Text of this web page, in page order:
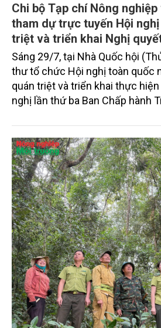
Chi bộ Tạp chí Nông
tham dự trực tuyến Hội
triệt và triển khai Nghị
khoá XIV
Sáng 29/7, tại Nhà Quốc hội
thư tổ chức Hội nghị toàn quốc
quán triệt và triển khai thực
nghị lần thứ ba Ban Chấp hành
phát biểu chỉ đạo hội nghị.